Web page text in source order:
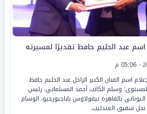
عبد الحليم حافظ تقديرًا لمسيرته
اسم الفنان الكبير الراحل عبد الحليم حافظ
وسلم الكاتب أحمد المسلماني، رئيس
بالقاهرة نيقولاوس باباجيورجيو، الوسام
نجل شقيق العندليب.